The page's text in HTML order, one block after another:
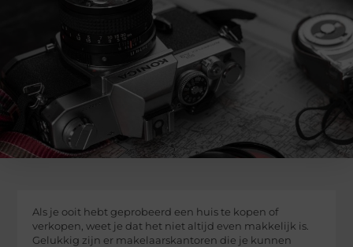
Als je ooit hebt geprobeerd een huis te kopen of
verkopen, weet je dat het niet altijd even makkelijk is.
Gelukkig zijn er makelaarskantoren die je kunnen